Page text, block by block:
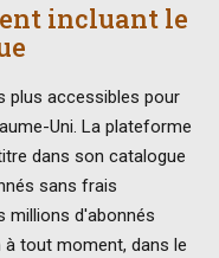
incluant le
plus accessibles pour
Uni. La plateforme
dans son catalogue
sans frais
millions d'abonnés
à tout moment, dans le